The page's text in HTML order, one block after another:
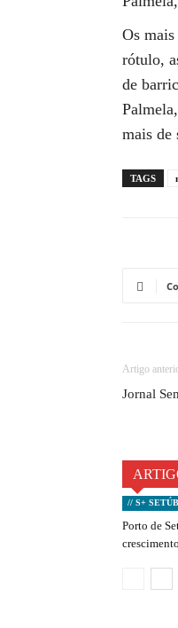
Os
rótulo,
de
mais de
TAGS
Artigo
Jornal
// S+
Porto de